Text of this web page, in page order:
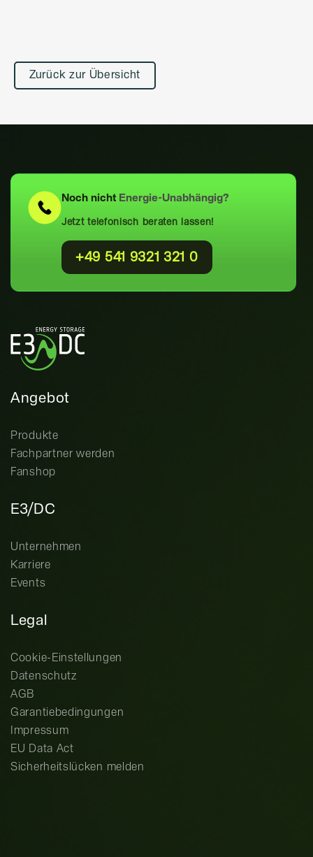
Zurück zur Übersicht
Noch nicht Energie-Unabhängig?
Jetzt telefonisch beraten lassen!
+49 541 9321 321 0
Angebot
Produkte
Fachpartner werden
Fanshop
E3/DC
Unternehmen
Karriere
Events
Legal
Cookie-Einstellungen
Datenschutz
AGB
Garantiebedingungen
Impressum
EU Data Act
Sicherheitslücken melden